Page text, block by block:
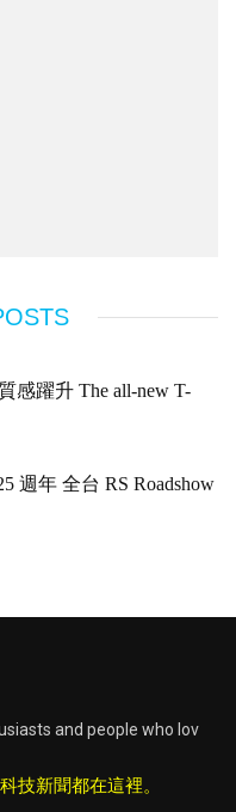
感躍升 The all-new T-
週年 全台 RS Roadshow
and people who lov
技新聞都在這裡。